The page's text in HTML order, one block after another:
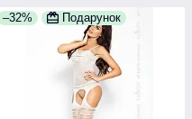
–32% Подарунок